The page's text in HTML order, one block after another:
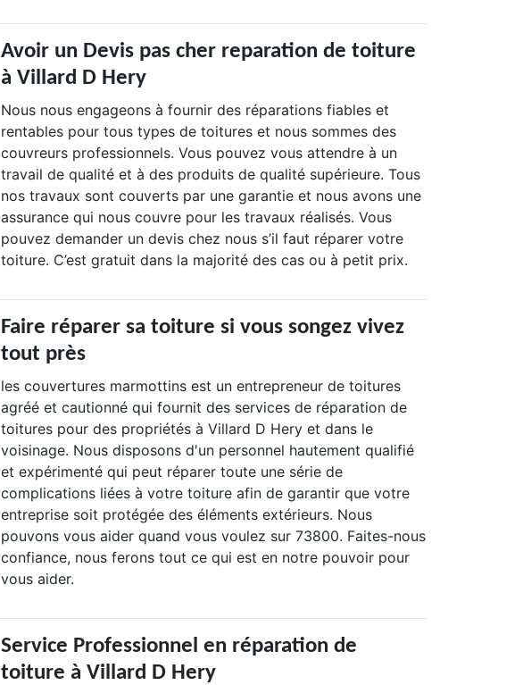
Avoir un Devis pas cher reparation de toiture
à Villard D Hery
Nous nous engageons à fournir des réparations fiables et
rentables pour tous types de toitures et nous sommes des
couvreurs professionnels. Vous pouvez vous attendre à un
travail de qualité et à des produits de qualité supérieure. Tous
nos travaux sont couverts par une garantie et nous avons une
assurance qui nous couvre pour les travaux réalisés. Vous
pouvez demander un devis chez nous s’il faut réparer votre
toiture. C’est gratuit dans la majorité des cas ou à petit prix.
Faire réparer sa toiture si vous songez vivez
tout près
les couvertures marmottins est un entrepreneur de toitures
agréé et cautionné qui fournit des services de réparation de
toitures pour des propriétés à Villard D Hery et dans le
voisinage. Nous disposons d'un personnel hautement qualifié
et expérimenté qui peut réparer toute une série de
complications liées à votre toiture afin de garantir que votre
entreprise soit protégée des éléments extérieurs. Nous
pouvons vous aider quand vous voulez sur 73800. Faites-nous
confiance, nous ferons tout ce qui est en notre pouvoir pour
vous aider.
Service Professionnel en réparation de
toiture à Villard D Hery